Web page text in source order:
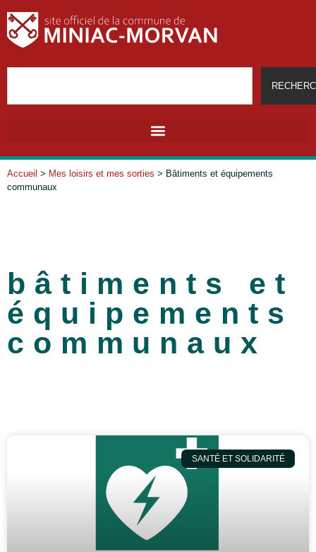
Accueil > Mes loisirs et mes sorties > Bâtiments et équipements
communaux
bâtiments et
équipements
communaux
SANTÉ ET SOLIDARITÉ